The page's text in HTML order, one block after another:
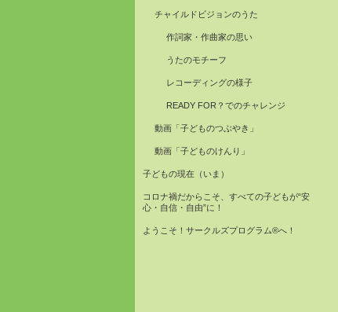
チャイルドビジョンのうた
作詞家・作曲家の思い
うたのモチーフ
レコーディングの様子
READY FOR？でのチャレンジ
動画「子どものつぶやき」
動画「子どものけんり」
子どもの現在（いま）
コロナ禍だからこそ、すべての子どもが“安
心・自信・自由”に！
ようこそ！サークルズプログラム®へ！